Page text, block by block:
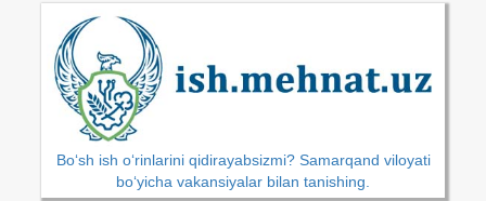
Bo‘sh ish o‘rinlarini qidirayabsizmi? Samarqand viloyati
bo‘yicha vakansiyalar bilan tanishing.